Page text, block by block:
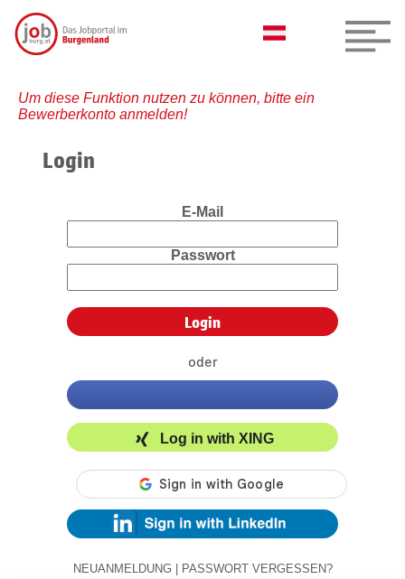
Um diese Funktion nutzen zu können, bitte ein
Bewerberkonto anmelden!
Login
E-Mail
Passwort
oder
Log in with XING
NEUANMELDUNG | PASSWORT VERGESSEN?